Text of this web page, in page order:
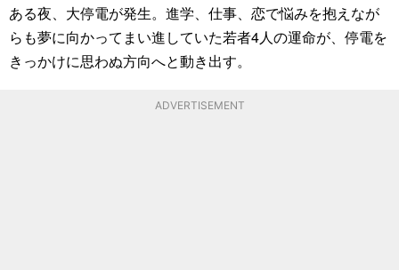
ある夜、大停電が発生。進学、仕事、恋で悩みを抱えなが
らも夢に向かってまい進していた若者4人の運命が、停電を
きっかけに思わぬ方向へと動き出す。
ADVERTISEMENT